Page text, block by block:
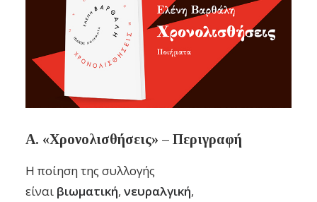
Α. «Χρονολισθήσεις» – Περιγραφή
Η ποίηση της συλλογής
είναι βιωματική, νευραλγική,